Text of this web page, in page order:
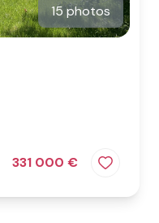
15 photos
331 000 €